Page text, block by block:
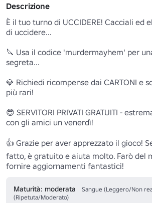
Descrizione
È il tuo turno di UCCIDERE! Cacciali ed
di uccidere...
🔪 Usa il codice 'murdermayhem' per
segreta...
💎 Richiedi ricompense dai CARTONI e
più rari!
😎 SERVITORI PRIVATI GRATUITI -
con gli amici un venerdì!
👍 Grazie per aver apprezzato il gioco!
fatto, è gratuito e aiuta molto. Farò del
fornire aggiornamenti fantastici!
Maturità: moderata
Sangue (Leggero/Non
(Ripetuta/Moderato)